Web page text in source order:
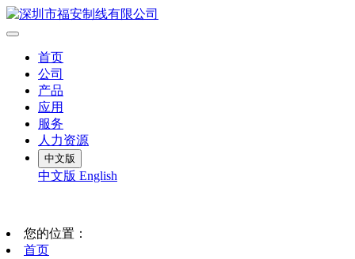
首页
公司
产品
应用
服务
人力资源
中文版
中文版 English
您的位置：
首页